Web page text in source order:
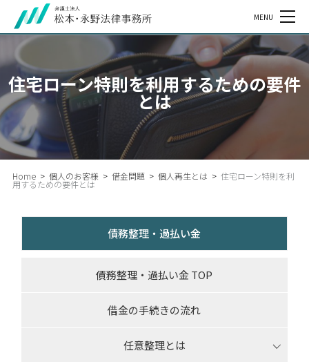
MENU
住宅ローン特則を利用するための要件
とは
Home > 個人のお客様 > 借金問題 > 個人再生とは > 住宅ローン特則を利
用するための要件とは
債務整理・過払い金
債務整理・過払い金 TOP
借金の手続きの流れ
任意整理とは